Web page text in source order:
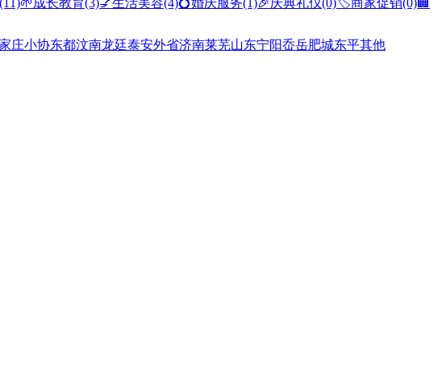
(11)🌱成长教育(3)💅生活美容(4)💍婚庆服务(1)🎉庆典礼仪(0)🏷️商家促销(0)🏢
庄小协东都汶南龙廷泰安外省济南莱芜山东宁阳岙岳肥城东平其他